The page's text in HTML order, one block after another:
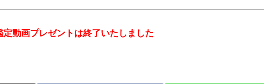
動画プレゼントは終了いたしました